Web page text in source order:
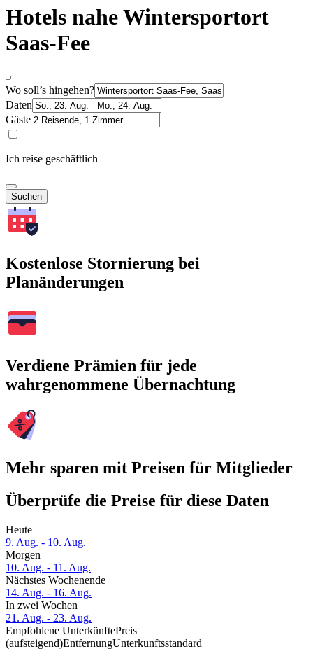
Hotels nahe Wintersportort
Saas-Fee
Wo soll’s hingehen?
Daten
Gäste
Ich reise geschäftlich
Suchen
Kostenlose Stornierung bei
Planänderungen
Verdiene Prämien für jede
wahrgenommene Übernachtung
Mehr sparen mit Preisen für Mitglieder
Überprüfe die Preise für diese Daten
Heute
9. Aug. - 10. Aug.
Morgen
10. Aug. - 11. Aug.
Nächstes Wochenende
14. Aug. - 16. Aug.
In zwei Wochen
21. Aug. - 23. Aug.
Empfohlene UnterkünftePreis
(aufsteigend)EntfernungUnterkunftsstandard